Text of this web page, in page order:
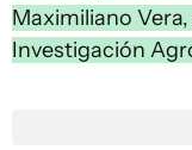
Maximiliano
Investigación